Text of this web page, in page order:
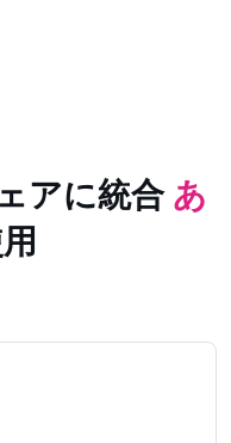
アに統合 あ